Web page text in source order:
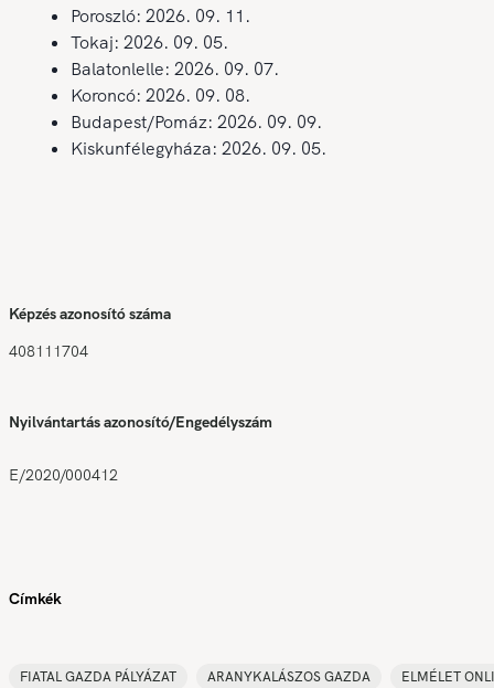
Poroszló: 2026. 09. 11.
Tokaj: 2026. 09. 05.
Balatonlelle: 2026. 09. 07.
Koroncó: 2026. 09. 08.
Budapest/Pomáz: 2026. 09. 09.
Kiskunfélegyháza: 2026. 09. 05.
Képzés azonosító száma
408111704
Nyilvántartás azonosító/Engedélyszám
E/2020/000412
Címkék
FIATAL GAZDA PÁLYÁZAT ARANYKALÁSZOS GAZDA ELMÉLET